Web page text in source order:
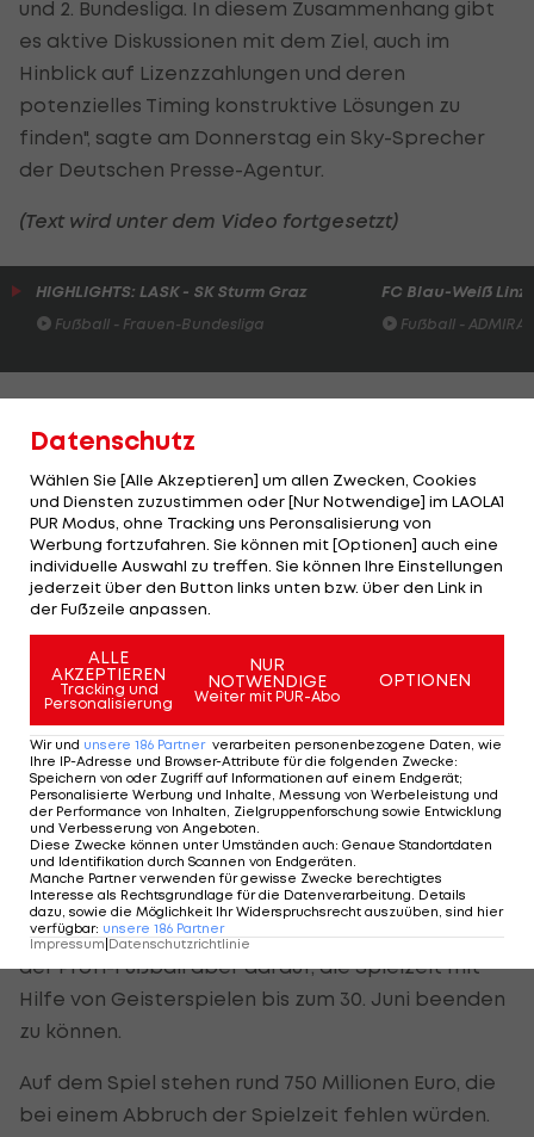
und 2. Bundesliga. In diesem Zusammenhang gibt
es aktive Diskussionen mit dem Ziel, auch im
Hinblick auf Lizenzzahlungen und deren
potenzielles Timing konstruktive Lösungen zu
finden", sagte am Donnerstag ein Sky-Sprecher
der Deutschen Presse-Agentur.
(Text wird unter dem Video fortgesetzt)
HIGHLIGHTS: LASK - SK Sturm Graz
Fußball - Frauen-Bundesliga
FC Blau-Weiß Linz
Fußball -
Bundesliga-Klubs entscheiden am 23.
April über weiteres Vorgehen
Ohne die Zahlung an die DFL drohe nach "Kicker"-
Informationen innerhalb der nächsten zwei
Wochen 13 Vereinen, darunter vier Bundesligisten,
im Mai und Juni die Insolvenz.
Aber - so wird berichtet - die Chancen auf eine
zeitnahe Regelung mit den Medienpartnern und
eine Zahlung in den kommenden Tagen seien gut.
Der Spielbetrieb ist aktuell bis mindestens zum
30. April ausgesetzt.
Am 23. April wollen die Bundesliga-Vereine das
weitere Vorgehen festlegen. Nach wie vor hofft
der Profi-Fußball aber darauf, die Spielzeit mit
Hilfe von Geisterspielen bis zum 30. Juni beenden
zu können.
Auf dem Spiel stehen rund 750 Millionen Euro, die
bei einem Abbruch der Spielzeit fehlen würden.
Datenschutz
Wählen Sie [Alle Akzeptieren] um allen Zwecken, Cookies
und Diensten zuzustimmen oder [Nur Notwendige] im LAOLA1
PUR Modus, ohne Tracking uns Peronsalisierung von
Werbung fortzufahren. Sie können mit [Optionen] auch eine
individuelle Auswahl zu treffen. Sie können Ihre Einstellungen
jederzeit über den Button links unten bzw. über den Link in
der Fußzeile anpassen.
ALLE
AKZEPTIEREN
Tracking und
Personalisierung
NUR
NOTWENDIGE
Weiter mit PUR-Abo
OPTIONEN
Wir und unsere 186 Partner verarbeiten personenbezogene Daten, wie
Ihre IP-Adresse und Browser-Attribute für die folgenden Zwecke:
Speichern von oder Zugriff auf Informationen auf einem Endgerät;
Personalisierte Werbung und Inhalte, Messung von Werbeleistung und
der Performance von Inhalten, Zielgruppenforschung sowie Entwicklung
und Verbesserung von Angeboten
Diese Zwecke können unter Umständen auch: Genaue Standortdaten
und Identifikation durch Scannen von Endgeräten
Manche Partner verwenden für gewisse Zwecke berechtigtes
Interesse als Rechtsgrundlage für die Datenverarbeitung. Details
dazu, sowie die Möglichkeit Ihr Widerspruchsrecht auszuüben, sind hier
verfügbar: unsere 186 Partner
Impressum|Datenschutzrichtlinie